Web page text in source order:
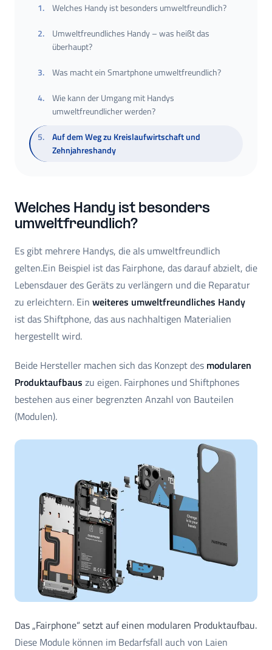
1.
Welches Handy ist besonders umweltfreundlich?
2.
Umweltfreundliches Handy – was heißt das
überhaupt?
3.
Was macht ein Smartphone umweltfreundlich?
4.
Wie kann der Umgang mit Handys
umweltfreundlicher werden?
5.
Auf dem Weg zu Kreislaufwirtschaft und
Zehnjahreshandy
Welches Handy ist besonders
umweltfreundlich?
Es gibt mehrere Handys, die als umweltfreundlich
gelten.Ein Beispiel ist das Fairphone, das darauf abzielt, die
Lebensdauer des Geräts zu verlängern und die Reparatur
zu erleichtern. Ein weiteres umweltfreundliches Handy
ist das Shiftphone, das aus nachhaltigen Materialien
hergestellt wird.
Beide Hersteller machen sich das Konzept des modularen
Produktaufbaus zu eigen. Fairphones und Shiftphones
bestehen aus einer begrenzten Anzahl von Bauteilen
(Modulen).
Das „Fairphone“ setzt auf einen modularen Produktaufbau.
Diese Module können im Bedarfsfall auch von Laien